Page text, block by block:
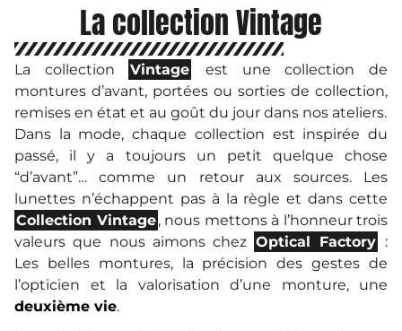
La collection Vintage
La collection Vintage
est une collection de
montures d’avant, portées ou sorties de collection,
remises en état et au goût du jour dans nos ateliers.
Dans la mode, chaque collection est inspirée du
passé, il y a toujours un petit quelque chose
“d’avant”… comme un retour aux sources. Les
lunettes n’échappent pas à la règle et dans cette
Collection Vintage, nous mettons à l’honneur trois
valeurs que nous aimons chez Optical Factory :
Les belles montures, la précision des gestes de
l’opticien et la valorisation d’une monture, une
deuxième vie.